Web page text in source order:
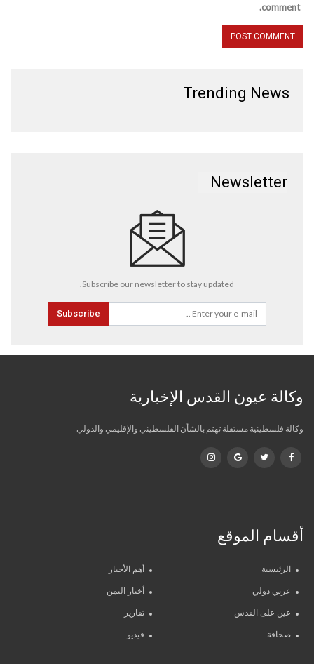
comment.
Trending News
Newsletter
Subscribe our newsletter to stay updated.
Subscribe
وكالة عيون القدس الإخبارية
وكالة فلسطينية مستقلة تهتم بالشأن الفلسطيني والإقليمي والدولي
أقسام الموقع
الرئيسية أهم الأخبار
عربي دولي أخبار اليمن
عين على القدس تقارير
صحافة فيديو